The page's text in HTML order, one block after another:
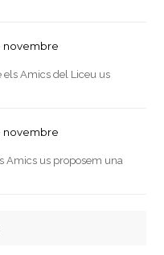
novembre
Amics del Liceu us
novembre
Amics us proposem una